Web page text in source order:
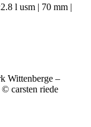
l usm | 70 mm |